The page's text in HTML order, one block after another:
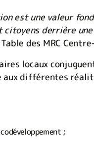
est une valeur
derrière
des MRC
locaux
aux différentes
;